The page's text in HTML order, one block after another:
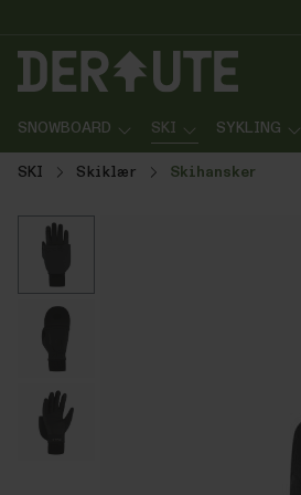
SNOWBOARD SKI SYKLING
SKI Skiklær Skihansker
Hopp over bildegalleri